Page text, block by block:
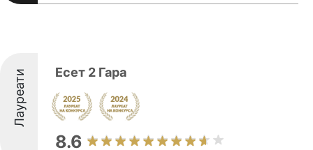
Лауреати Есет 2 Гара
8.6